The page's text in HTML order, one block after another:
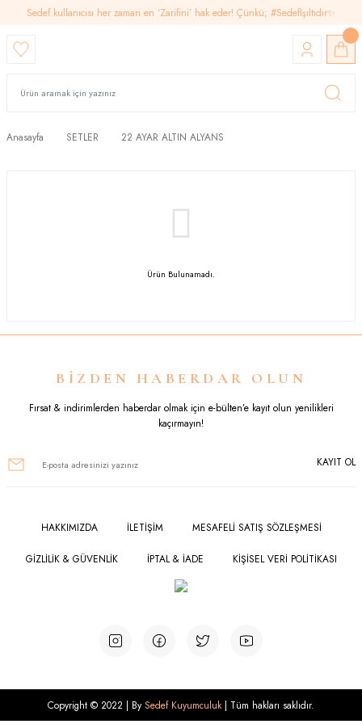
Sedef kullanıcısı her zaman en ‘Zarifini’ hak eder! Çünkü; #SedefIşıltıdır✨
Anasayfa SETLER 22 AYAR ALTIN ALYANS
Ürün Bulunamadı.
BİZDEN HABERDAR OLUN
Fırsat & indirimlerden haberdar olmak için e-bülten’e kayıt olun yenilikleri
kaçırmayın!
KAYIT OL
HAKKIMIZDA İLETİŞİM MESAFELİ SATIŞ SÖZLEŞMESİ
GİZLİLİK & GÜVENLİK İPTAL & İADE KİŞİSEL VERİ POLİTİKASI
Copyright © 2022 | By Sedef Kuyumculuk| Tüm hakları saklıdır.